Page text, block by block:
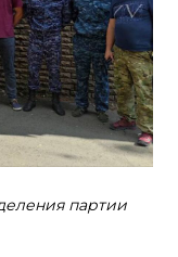
партии